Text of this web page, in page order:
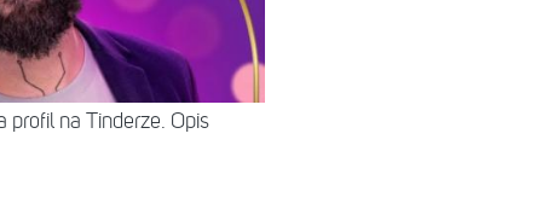
profil na Tinderze. Opis